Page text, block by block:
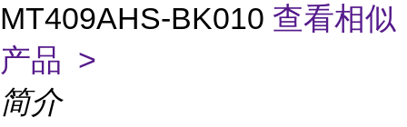
MT409AHS-BK010 查看相似
产品 >
简介